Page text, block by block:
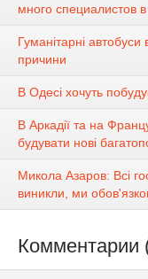
много специалистов
Гуманітарні
причини
В Одесі хочуть
В Аркадії та на
будувати нові
Микола Азаров: Всі
виникли, ми
Комментарии